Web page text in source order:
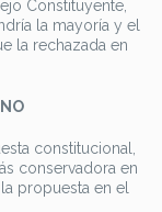
Constituyente,
la mayoría y el
la rechazada en
constitucional,
conservadora en
propuesta en el